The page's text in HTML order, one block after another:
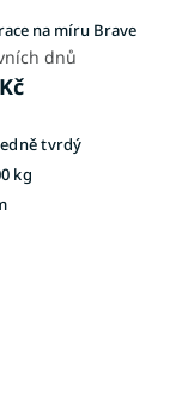
na míru Brave
dnů
tvrdý
kg